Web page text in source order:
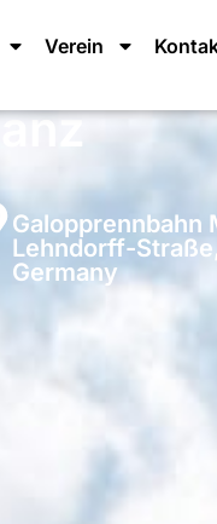
Verein
Galopprennbahn
Lehndorff-
Germany